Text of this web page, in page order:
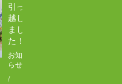
引っ
越し
まし
た！
お知
らせ
/